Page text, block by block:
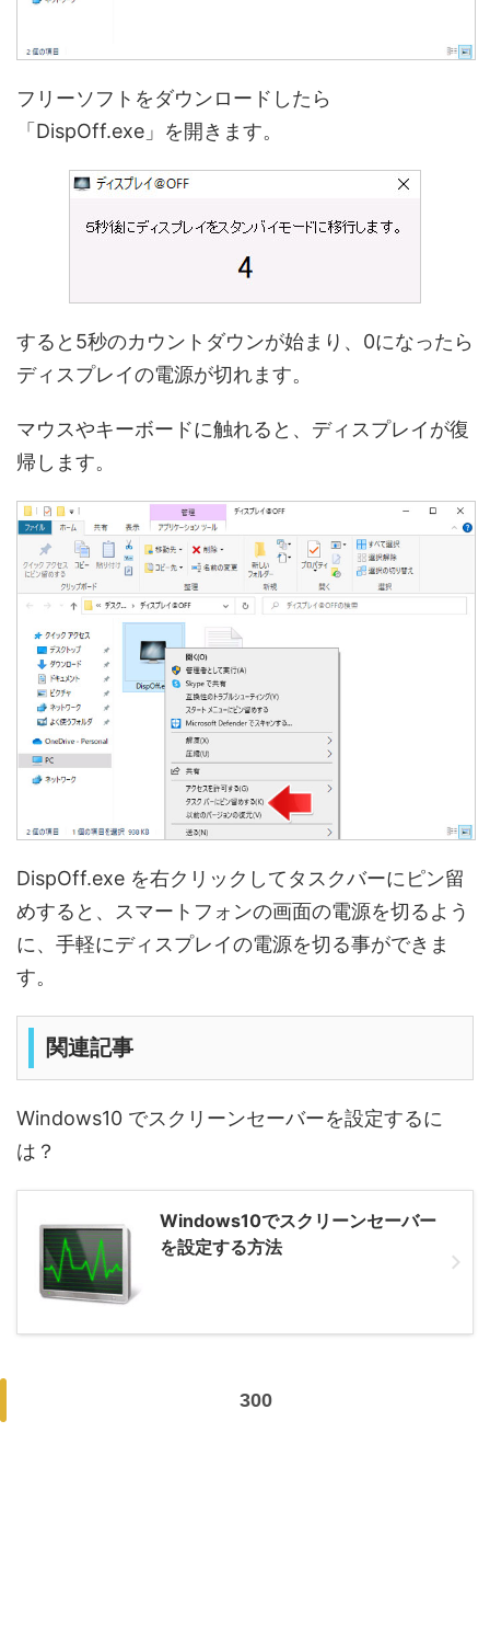
フリーソフトをダウンロードしたら
「DispOff.exe」を開きます。
すると5秒のカウントダウンが始まり、0になったら
ディスプレイの電源が切れます。
マウスやキーボードに触れると、ディスプレイが復
帰します。
DispOff.exe を右クリックしてタスクバーにピン留
めすると、スマートフォンの画面の電源を切るよう
に、手軽にディスプレイの電源を切る事ができま
す。
関連記事
Windows10 でスクリーンセーバーを設定するに
は？
Windows10でスクリーンセーバー
を設定する方法
300